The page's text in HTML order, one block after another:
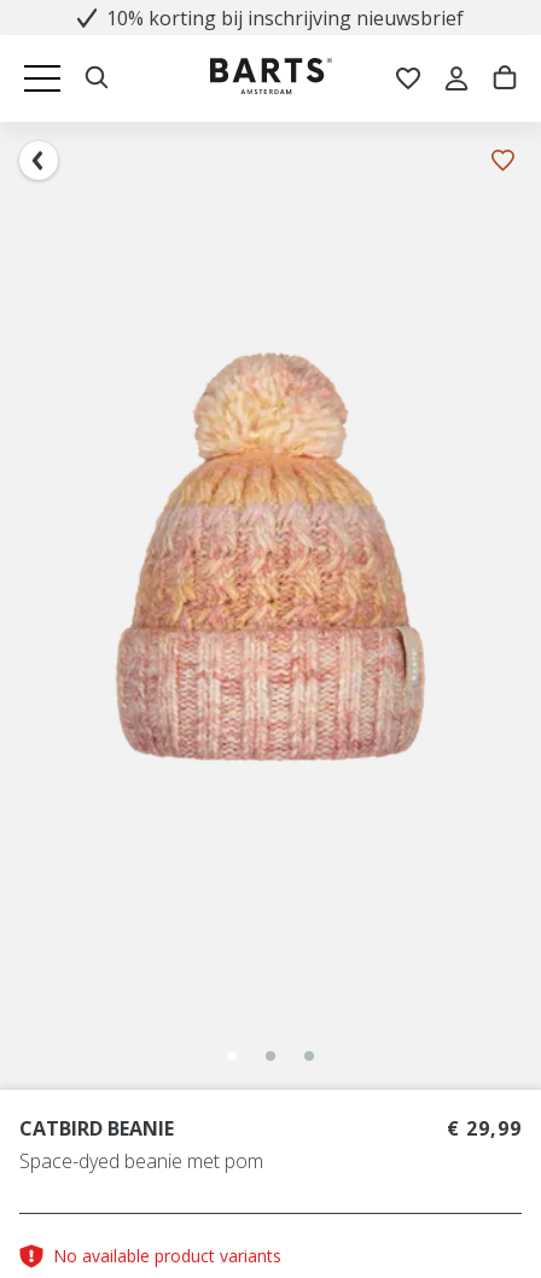
10% korting bij inschrijving nieuwsbrief
CATBIRD BEANIE
Space-dyed beanie met pom
€ 29,99
No available product variants